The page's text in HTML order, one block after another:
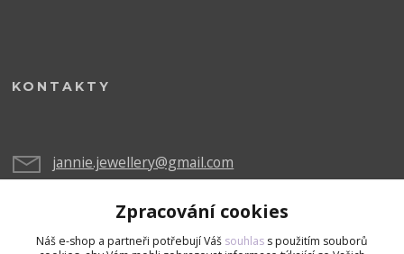
KONTAKTY
jannie.jewellery@gmail.com
Zpracování cookies
Náš e-shop a partneři potřebují Váš souhlas s použitím souborů